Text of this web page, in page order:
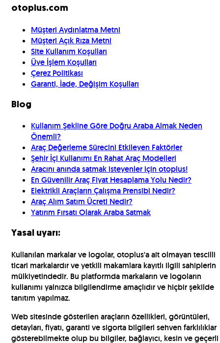
otoplus.com
Müşteri Aydınlatma Metni
Müşteri Açık Rıza Metni
Site Kullanım Koşulları
Üye İşlem Koşulları
Çerez Politikası
Garanti, İade, Değişim Koşulları
Blog
Kullanım Şekline Göre Doğru Araba Almak Neden
Önemli?
Araç Değerleme Sürecini Etkileyen Faktörler
Şehir İçi Kullanımı En Rahat Araç Modelleri
Aracını anında satmak isteyenler için otoplus!
En Güvenilir Araç Fiyat Hesaplama Yolu Nedir?
Elektrikli Araçların Çalışma Prensibi Nedir?
Araç Alım Satım Ücreti Nedir?
Yatırım Fırsatı Olarak Araba Satmak
Yasal uyarı:
Kullanılan markalar ve logolar, otoplus'a ait olmayan tescilli
ticari markalardır ve yetkili makamlara kayıtlı ilgili sahiplerin
mülkiyetindedir. Bu platformda markaların ve logoların
kullanımı yalnızca bilgilendirme amaçlıdır ve hiçbir şekilde
tanıtım yapılmaz.
Web sitesinde gösterilen araçların özellikleri, görüntüleri,
detayları, fiyatı, garanti ve sigorta bilgileri sehven farklılıklar
gösterebilmekte olup bu bilgiler, bağlayıcı, kesin ve geçerli